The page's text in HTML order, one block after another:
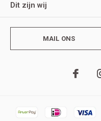
Dit zijn wij
MAIL ONS